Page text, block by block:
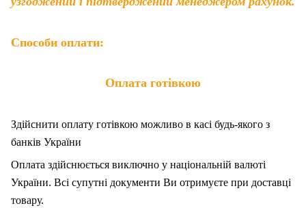
Способи оплати:
Оплата готівкою
Здійснити оплату готівкою можливо в касі будь-якого з
банків України
Оплата здійснюється виключно у національній валюті
України. Всі супутні документи Ви отримуєте при доставці
товару.